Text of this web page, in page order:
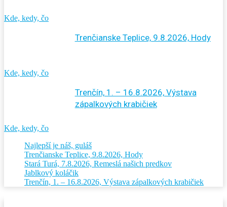
Kde, kedy, čo
Kde, kedy, čo
Trenčianske Teplice, 9.8.2026, Hody
Kde, kedy, čo
Trenčín, 1. – 16.8.2026, Výstava
zápalkových krabičiek
Najlepší je náš, guláš
Trenčianske Teplice, 9.8.2026, Hody
Stará Turá, 7.8.2026, Remeslá našich predkov
Jablkový koláčik
Trenčín, 1. – 16.8.2026, Výstava zápalkových krabičiek